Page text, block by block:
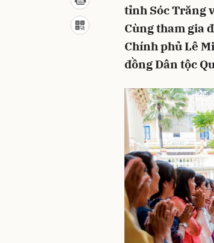
tỉnh Sóc Trăng
Cùng tham gia
Chính phủ Lê
đồng Dân tộc